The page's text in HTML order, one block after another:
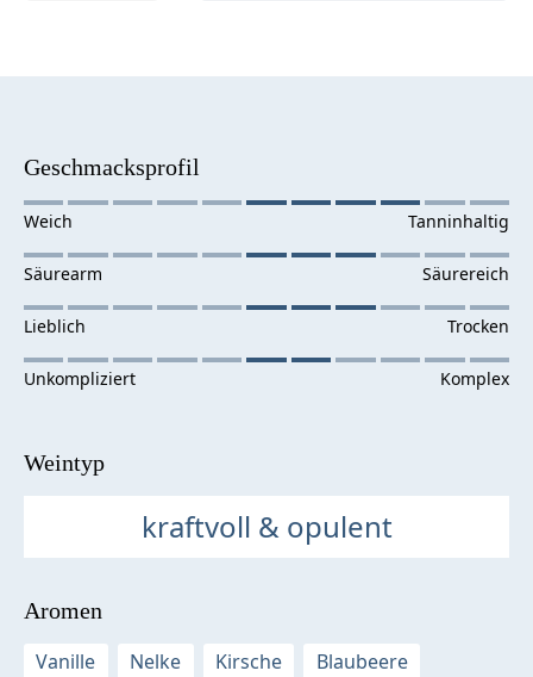
Geschmacksprofil
Weintyp
kraftvoll & opulent
Aromen
Vanille
Nelke Kirsche
Blaubeere